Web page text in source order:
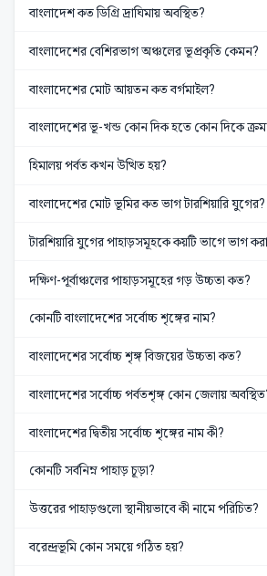
বাংলাদেশ কত ডিগ্রি দ্রাঘিমায় অবস্থিত?
বাংলাদেশের বেশিরভাগ অঞ্চলের ভূপ্রকৃতি কেমন?
বাংলাদেশের মোট আয়তন কত বর্গমাইল?
বাংলাদেশের ভূ-খন্ড কোন দিক হতে কোন দিকে
হিমালয় পর্বত কখন উত্থিত হয়?
বাংলাদেশের মোট ভূমির কত ভাগ টারশিয়ারি যুগের?
টারশিয়ারি যুগের পাহাড়সমূহকে কয়টি ভাগে ভাগ
দক্ষিণ-পূর্বাঞ্চলের পাহাড়সমূহের গড় উচ্চতা কত?
কোনটি বাংলাদেশের সর্বোচ্চ শৃঙ্গের নাম?
বাংলাদেশের সর্বোচ্চ শৃঙ্গ বিজয়ের উচ্চতা কত?
বাংলাদেশের সর্বোচ্চ পর্বতশৃঙ্গ কোন জেলায়
বাংলাদেশের দ্বিতীয় সর্বোচ্চ শৃঙ্গের নাম কী?
কোনটি সর্বনিম্ন পাহাড় চূড়া?
উত্তরের পাহাড়গুলো স্থানীয়ভাবে কী নামে পরিচিত?
বরেন্দ্রভূমি কোন সময়ে গঠিত হয়?